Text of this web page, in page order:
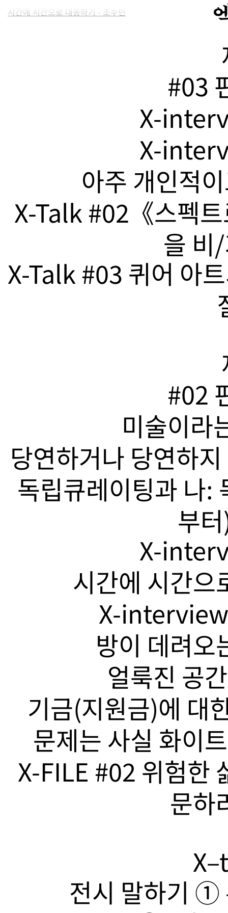
#03
X-
X-
아주 개인적
X-Talk #02《스펙
을 비
X-Talk #03 퀴어 아
#02
미술이라
당연하거나 당연하
독립큐레이팅과 나:
부
X-
시간에 시간으
X-
방이 데려오
얼룩진 공
기금(지원금)에 대
문제는 사실 화이
X-FILE #02 위험한
문하
전시 말하기 ➀
시간에 시간으로 대응하기 - 조수민